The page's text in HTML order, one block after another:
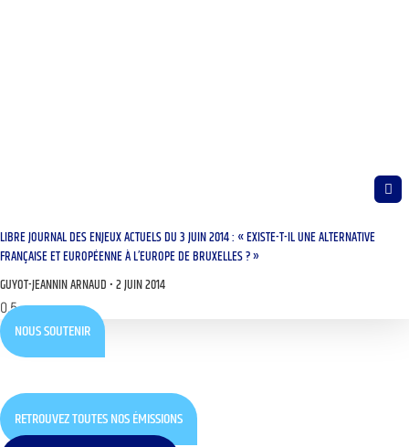
LIBRE JOURNAL DES ENJEUX ACTUELS DU 3 JUIN 2014 : « EXISTE-T-IL UNE ALTERNATIVE
FRANÇAISE ET EUROPÉENNE À L’EUROPE DE BRUXELLES ? »
GUYOT-JEANNIN ARNAUD 2 JUIN 2014
NOUS SOUTENIR
RETROUVEZ TOUTES NOS ÉMISSIONS